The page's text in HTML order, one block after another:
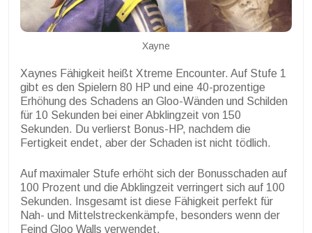
Xayne
Xaynes Fähigkeit heißt Xtreme Encounter. Auf Stufe 1
gibt es den Spielern 80 HP und eine 40-prozentige
Erhöhung des Schadens an Gloo-Wänden und Schilden
für 10 Sekunden bei einer Abklingzeit von 150
Sekunden. Du verlierst Bonus-HP, nachdem die
Fertigkeit endet, aber der Schaden ist nicht tödlich.
Auf maximaler Stufe erhöht sich der Bonusschaden auf
100 Prozent und die Abklingzeit verringert sich auf 100
Sekunden. Insgesamt ist diese Fähigkeit perfekt für
Nah- und Mittelstreckenkämpfe, besonders wenn der
Feind Gloo Walls verwendet.